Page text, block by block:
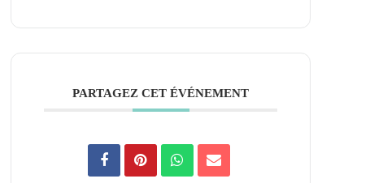
PARTAGEZ CET ÉVÉNEMENT